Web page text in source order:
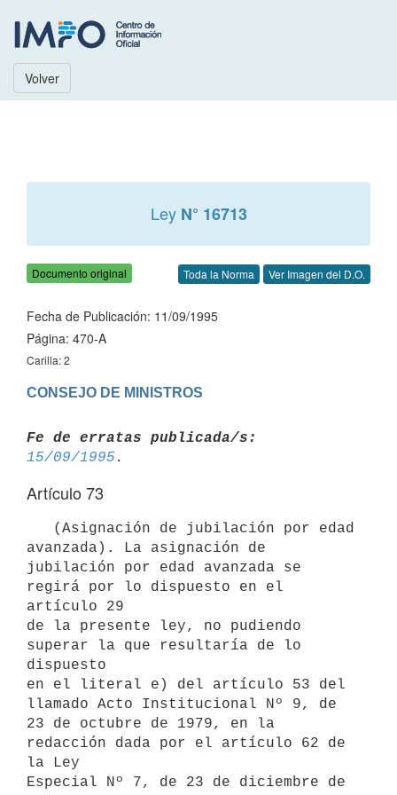
Volver
Ley N° 16713
Documento original Toda la Norma Ver Imagen del D.O.
Fecha de Publicación: 11/09/1995
Página: 470-A
Carilla: 2
Fe de erratas publicada/s:
15/09/1995
Artículo 73
avanzada). La asignación de
jubilación por edad avanzada se
regirá por lo dispuesto en el
artículo 29
de la presente ley, no pudiendo
superar la que resultaría de lo
dispuesto
en el literal e) del artículo 53 del
llamado Acto Institucional Nº 9, de
23 de octubre de 1979, en la
redacción dada por el artículo 62 de
la Ley
Especial Nº 7, de 23 de diciembre de